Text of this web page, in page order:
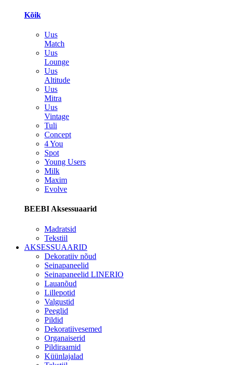
Kõik
Uus
Match
Uus
Lounge
Uus
Altitude
Uus
Mitra
Uus
Vintage
Tuli
Concept
4 You
Spot
Young Users
Milk
Maxim
Evolve
BEEBI Aksessuaarid
Madratsid
Tekstiil
AKSESSUAARID
Dekoratiiv nõud
Seinapaneelid
Seinapaneelid LINERIO
Lauanõud
Lillepotid
Valgustid
Peeglid
Pildid
Dekoratiivesemed
Organaiserid
Pildiraamid
Küünlajalad